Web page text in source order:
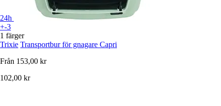
24h
+-3
1 färger
Trixie Transportbur för gnagare Capri
Från 153,00 kr
102,00 kr